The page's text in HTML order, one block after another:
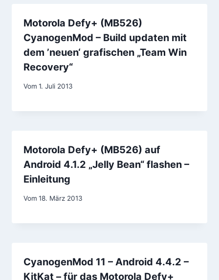
Motorola Defy+ (MB526)
CyanogenMod – Build updaten mit
dem ’neuen‘ grafischen „Team Win
Recovery“
Vom 1. Juli 2013
Motorola Defy+ (MB526) auf
Android 4.1.2 „Jelly Bean“ flashen –
Einleitung
Vom 18. März 2013
CyanogenMod 11 – Android 4.4.2 –
KitKat – für das Motorola Defy+